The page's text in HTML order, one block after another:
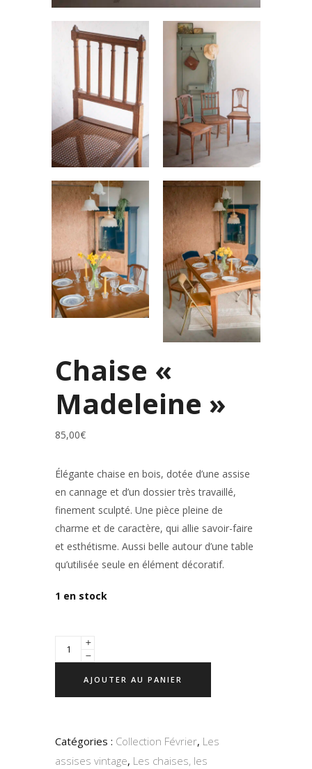
Chaise «
Madeleine »
85,00€
Élégante chaise en bois, dotée d’une assise
en cannage et d’un dossier très travaillé,
finement sculpté. Une pièce pleine de
charme et de caractère, qui allie savoir-faire
et esthétisme. Aussi belle autour d’une table
qu’utilisée seule en élément décoratif.
1 en stock
AJOUTER AU PANIER
Catégories : Collection Février, Les
assises vintage, Les chaises, les